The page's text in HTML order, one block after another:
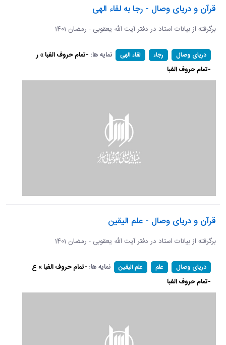
قرآن و دریای وصال - رجا به لقاء الهی
برگرفته از بیانات استاد در دفتر آیت الله یعقوبی - رمضان 1401
دریای وصال رجاء لقاء الهی نمایه ها: -تمام حروف الفبا » ر
-تمام حروف الفبا
قرآن و دریای وصال - علم الیقین
برگرفته از بیانات استاد در دفتر آیت الله یعقوبی - رمضان 1401
دریای وصال علم علم الیقین نمایه ها: -تمام حروف الفبا » ع
-تمام حروف الفبا